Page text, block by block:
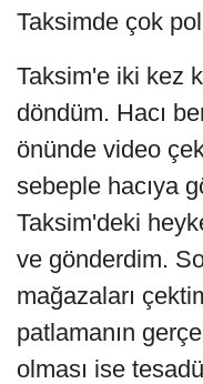
Taksimde çok
Taksim'e iki kez
döndüm. Hacı
önünde video
sebeple hacıya
Taksim'deki
ve gönderdim.
mağazaları
patlamanın
olması ise